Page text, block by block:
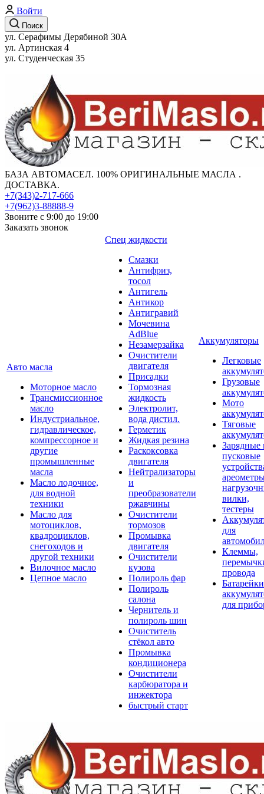
Войти
Поиск
ул. Серафимы Дерябиной 30А
ул. Артинская 4
ул. Студенческая 35
БАЗА АВТОМАСЕЛ. 100% ОРИГИНАЛЬНЫЕ МАСЛА .
ДОСТАВКА.
+7(343)2-717-666
+7(962)3-88888-9
Звоните с 9:00 до 19:00
Заказать звонок
Авто масла
Моторное масло
Трансмиссионное
масло
Индустриальное,
гидравлическое,
компрессорное и
другие
промышленные
масла
Масло лодочное,
для водной
техники
Масло для
мотоциклов,
квадроциклов,
снегоходов и
другой техники
Вилочное масло
Цепное масло
Спец жидкости
Смазки
Антифриз,
тосол
Антигель
Антикор
Антигравий
Мочевина
AdBlue
Незамерзайка
Очистители
двигателя
Присадки
Тормозная
жидкость
Электролит,
вода дистил.
Герметик
Жидкая резина
Раскоксовка
двигателя
Нейтрализаторы
и
преобразователи
ржавчины
Очистители
тормозов
Промывка
двигателя
Очистители
кузова
Полироль фар
Полироль
салона
Чернитель и
полироль шин
Очиститель
стёкол авто
Промывка
кондиционера
Очистители
карбюратора и
инжектора
быстрый старт
Аккумуляторы
Легковые
Грузовые
Мото
Тяговые
Зарядные
пусковые
вилки,
тестеры
для
Клеммы,
провода
для